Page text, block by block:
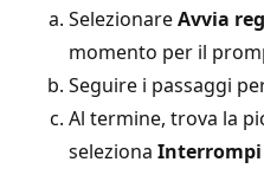
SelezionareAvvia
momento per il
Seguire i passaggi
Al termine, trova la
seleziona